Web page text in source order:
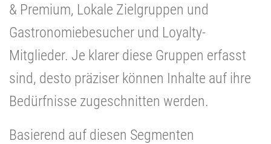
& Premium, Lokale Zielgruppen und
Gastronomiebesucher und Loyalty-
Mitglieder. Je klarer diese Gruppen erfasst
sind, desto präziser können Inhalte auf ihre
Bedürfnisse zugeschnitten werden.
Basierend auf diesen Segmenten